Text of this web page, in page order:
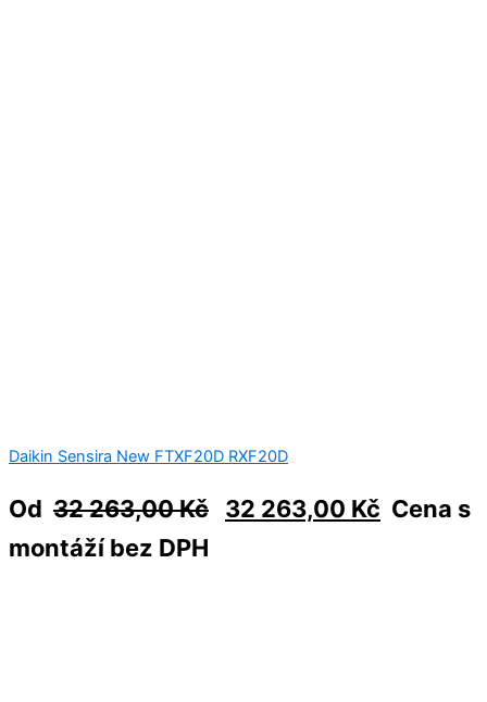
Daikin Sensira New FTXF20D RXF20D
Od 32 263,00Kč 32 263,00 Kč Cena s
montáží bez DPH